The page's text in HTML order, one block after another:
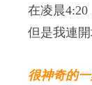
在凌晨
但是我連開
很神奇的